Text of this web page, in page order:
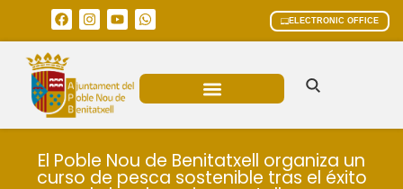
ELECTRONIC OFFICE
El Poble Nou de Benitatxell organiza un
curso de pesca sostenible tras el éxito